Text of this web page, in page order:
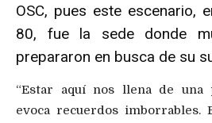
OSC, pues este escenario,
80, fue la sede donde
prepararon en busca de su
“Estar aquí nos llena de una
evoca recuerdos imborrables.